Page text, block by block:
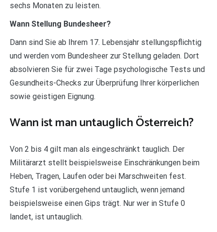
sechs Monaten zu leisten.
Wann Stellung Bundesheer?
Dann sind Sie ab Ihrem 17. Lebensjahr stellungspflichtig
und werden vom Bundesheer zur Stellung geladen. Dort
absolvieren Sie für zwei Tage psychologische Tests und
Gesundheits-Checks zur Überprüfung Ihrer körperlichen
sowie geistigen Eignung.
Wann ist man untauglich Österreich?
Von 2 bis 4 gilt man als eingeschränkt tauglich. Der
Militärarzt stellt beispielsweise Einschränkungen beim
Heben, Tragen, Laufen oder bei Marschweiten fest.
Stufe 1 ist vorübergehend untauglich, wenn jemand
beispielsweise einen Gips trägt. Nur wer in Stufe 0
landet, ist untauglich.